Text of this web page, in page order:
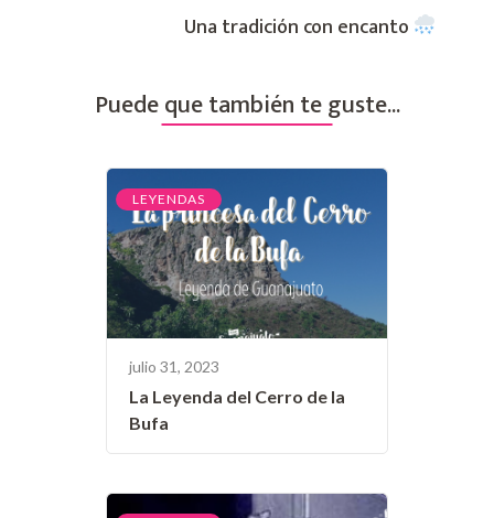
Una tradición con encanto
Puede que también te guste...
LEYENDAS
julio 31, 2023
La Leyenda del Cerro de la
Bufa